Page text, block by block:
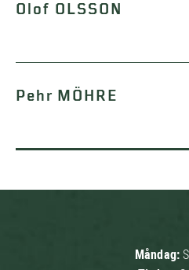
Olof OLSSON
Pehr MÖHRE
Måndag: